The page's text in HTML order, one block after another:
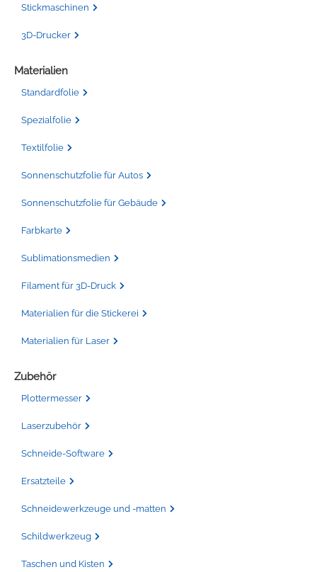
Stickmaschinen
3D-Drucker
Materialien
Standardfolie
Spezialfolie
Textilfolie
Sonnenschutzfolie für Autos
Sonnenschutzfolie für Gebäude
Farbkarte
Sublimationsmedien
Filament für 3D-Druck
Materialien für die Stickerei
Materialien für Laser
Zubehör
Plottermesser
Laserzubehör
Schneide-Software
Ersatzteile
Schneidewerkzeuge und -matten
Schildwerkzeug
Taschen und Kisten